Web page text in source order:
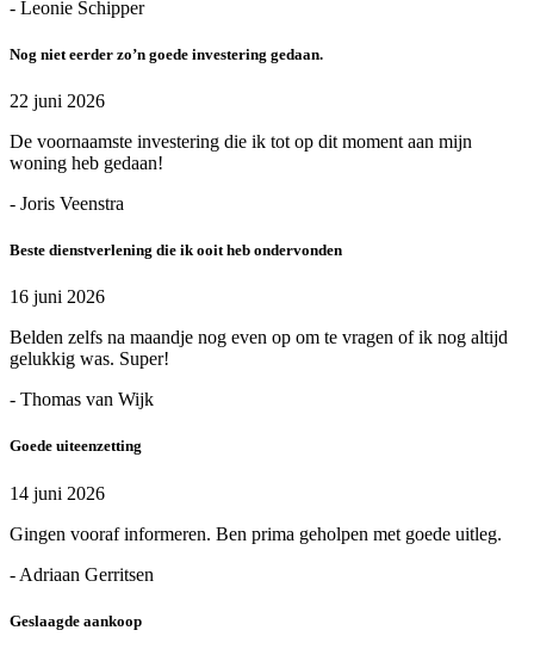
- Leonie Schipper
Nog niet eerder zo’n goede investering gedaan.
22 juni 2026
De voornaamste investering die ik tot op dit moment aan mijn
woning heb gedaan!
- Joris Veenstra
Beste dienstverlening die ik ooit heb ondervonden
16 juni 2026
Belden zelfs na maandje nog even op om te vragen of ik nog altijd
gelukkig was. Super!
- Thomas van Wijk
Goede uiteenzetting
14 juni 2026
Gingen vooraf informeren. Ben prima geholpen met goede uitleg.
- Adriaan Gerritsen
Geslaagde aankoop